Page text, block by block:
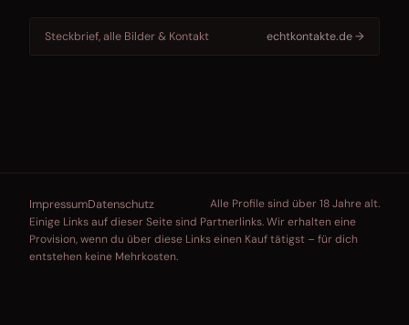
Steckbrief, alle Bilder & Kontakt echtkontakte.de →
ImpressumDatenschutz
Alle Profile sind über 18 Jahre alt.
Einige Links auf dieser Seite sind Partnerlinks. Wir erhalten eine
Provision, wenn du über diese Links einen Kauf tätigst – für dich
entstehen keine Mehrkosten.